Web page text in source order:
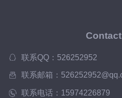
联系QQ：526252952
联系邮箱：
联系电话：15974226879